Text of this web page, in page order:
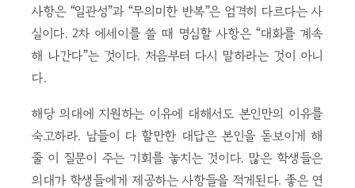
사항은 “일관성”과 “무의미한 반복”은 엄격히 다르다는 사
실이다. 2차 에세이를 쓸 때 명심할 사항은 “대화를 계속
해 나간다”는 것이다. 처음부터 다시 말하라는 것이 아니
다.
해당 의대에 지원하는 이유에 대해서도 본인만의 이유를
숙고하라. 남들이 다 할만한 대답은 본인을 돋보이게 해
줄 이 질문이 주는 기회를 놓치는 것이다. 많은 학생들은
의대가 학생들에게 제공하는 사항들을 적게된다. 좋은 연